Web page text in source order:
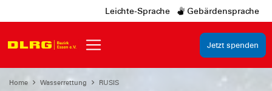
Leichte-Sprache Gebärdensprache
Jetzt spenden
Home Wasserrettung RUSIS